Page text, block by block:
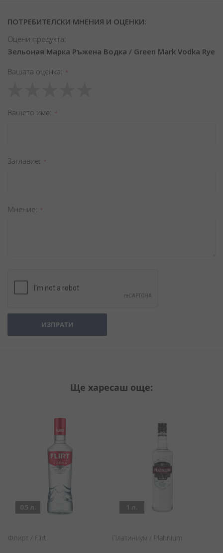
ПОТРЕБИТЕЛСКИ МНЕНИЯ И ОЦЕНКИ:
Оцени продукта:
Зельоная Марка Ръжена Водка / Green Mark Vodka Rye
Вашата оценка
star
stars
stars
stars
stars
Вашето име
Заглавиe
Мнение
ИЗПРАТИ
Ще харесаш още:
0.5 л.
Флирт / Flirt
1 л.
Платиниум / Platinium